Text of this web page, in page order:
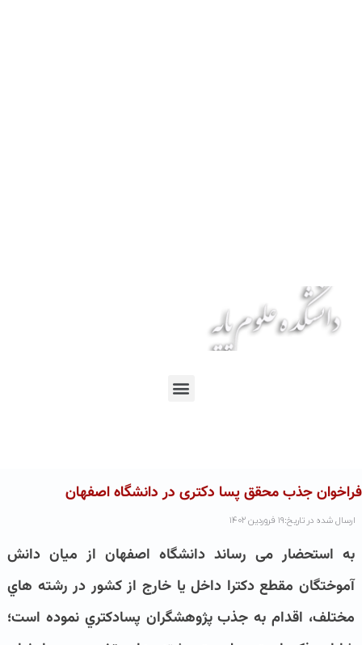
فراخوان جذب محقق پسا دکتری در دانشگاه اصفهان
ارسال شده در تاریخ:۱۹ فروردین ۱۴۰۲
به استحضار می رساند دانشگاه اصفهان از میان دانش
آموختگان مقطعدکترا داخل یا خارج از کشور در رشته هاي
مختلف، اقدام به جذب پژوهشگران پسادکتري نموده است؛